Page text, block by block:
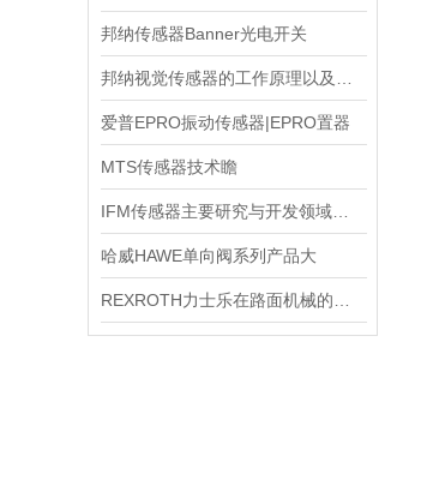
邦纳传感器Banner光电开关
爱普EPRO振动传感器|EPRO置器
MTS传感器技术瞻
哈威HAWE单向阀系列产品大